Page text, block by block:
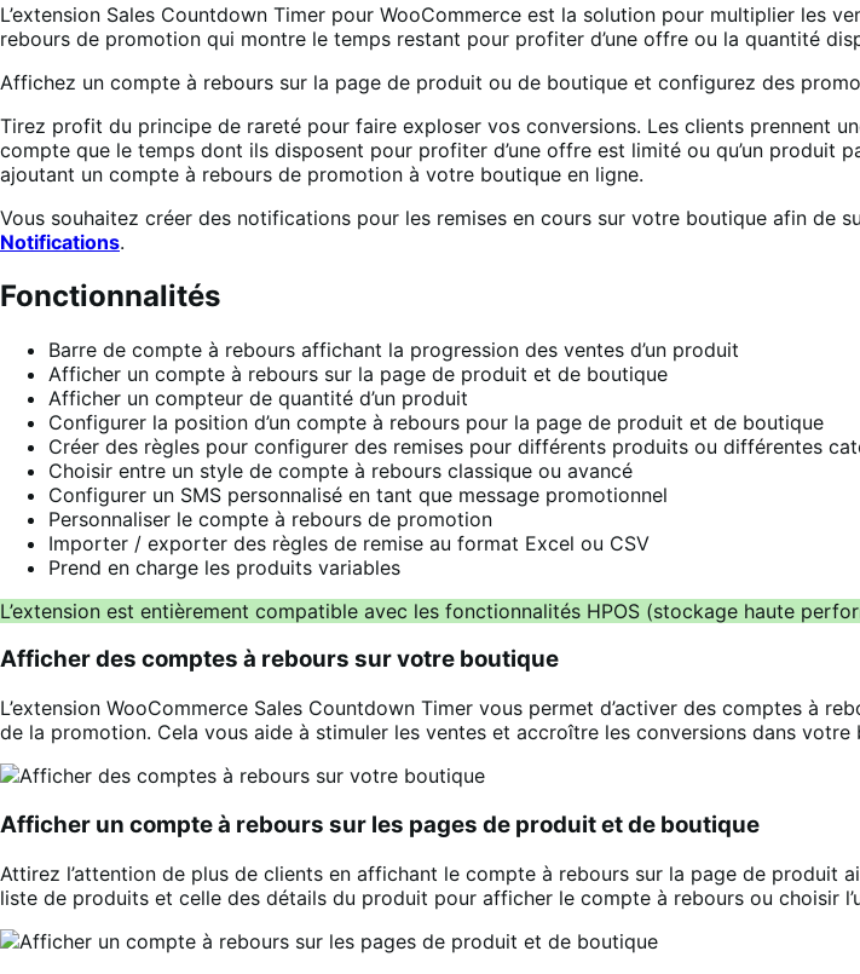
L’extension Sales Countdown Timer pour WooCommerce est la solution pour multiplier les
rebours de promotion qui montre le temps restant pour profiter d’une offre ou la quantité
Affichez un compte à rebours sur la page de produit ou de boutique et configurez des
Tirez profit du principe de rareté pour faire exploser vos conversions. Les clients prennent
compte que le temps dont ils disposent pour profiter d’une offre est limité ou qu’un produit
ajoutant un compte à rebours de promotion à votre boutique en ligne.
Vous souhaitez créer des notifications pour les remises en cours sur votre boutique afin de
Notifications.
Fonctionnalités
Barre de compte à rebours affichant la progression des ventes d’un produit
Afficher un compte à rebours sur la page de produit et de boutique
Afficher un compteur de quantité d’un produit
Configurer la position d’un compte à rebours pour la page de produit et de boutique
Créer des règles pour configurer des remises pour différents produits ou différentes
Choisir entre un style de compte à rebours classique ou avancé
Configurer un SMS personnalisé en tant que message promotionnel
Personnaliser le compte à rebours de promotion
Importer / exporter des règles de remise au format Excel ou CSV
Prend en charge les produits variables
L’extension est entièrement compatible avec les fonctionnalités HPOS (stockage haute
Afficher des comptes à rebours sur votre boutique
L’extension WooCommerce Sales Countdown Timer vous permet d’activer des comptes à
de la promotion. Cela vous aide à stimuler les ventes et accroître les conversions dans votre
Afficher un compte à rebours sur les pages de produit et de boutique
Attirez l’attention de plus de clients en affichant le compte à rebours sur la page de produit
liste de produits et celle des détails du produit pour afficher le compte à rebours ou choisir